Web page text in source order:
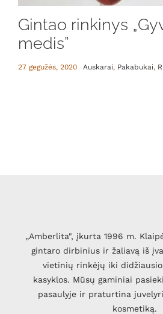
Gintao rinkinys
medis”
27 gegužės, 2020 Auskarai, Pakabukai,
„Amberlita", įkurta 1996 m.
gintaro dirbinius ir žaliavą iš
vietinių rinkėjų iki
kasyklos. Mūsų gaminiai
pasaulyje ir praturtina
kosmetiką.